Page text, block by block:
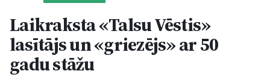
Ziņas
Sabiedrība
Laikraksta «Talsu Vēstis»
lasītājs un «griezējs» ar 50
gadu stāžu